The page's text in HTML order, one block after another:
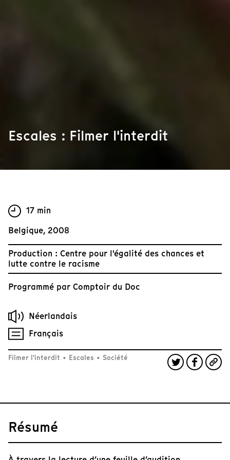
Escales : Filmer l'interdit
17 min
Belgique, 2008
Production : Centre pour l'égalité des chances et
lutte contre le racisme
Programmé par Comptoir du Doc
Néerlandais
Français
Filmer l'interdit • Escales • Société
Résumé